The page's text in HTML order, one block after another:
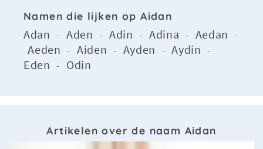
Namen die lijken op Aidan
Adan -Aden -Adin -Adina - Aedan -
Aeden - Aiden - Ayden -Aydin -
Eden - Odin
Artikelen over de naam Aidan